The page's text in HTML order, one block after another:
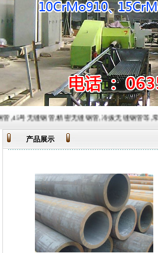
号无缝钢管,精密无缝钢管,冷拔无缝钢管等,常
产品展示